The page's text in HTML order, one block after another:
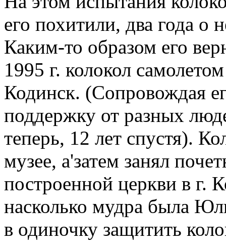
его похитили, два года о
Каким-то образом его
1995 г. колокол
Кодинск. (Сопровождая
поддержку от разных
теперь, 12 лет спустя).
музее, а'затем занял
построенной церкви в г.
насколько мудра была
в одиночку защитить